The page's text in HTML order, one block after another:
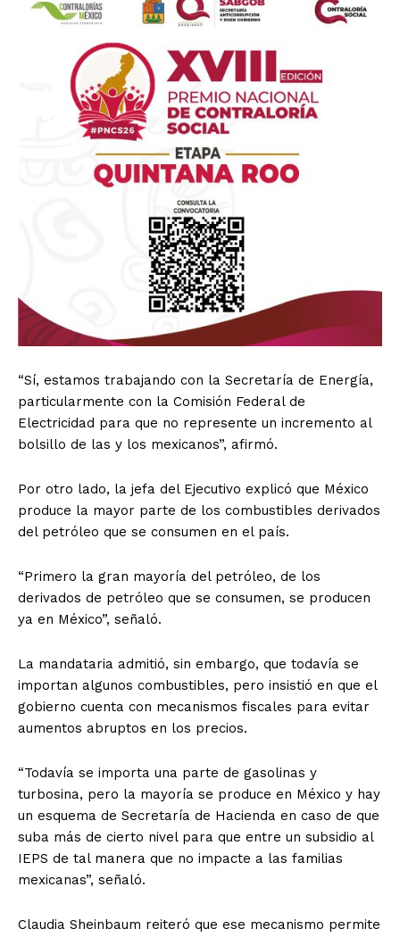
“Sí, estamos trabajando con la Secretaría de Energía,
particularmente con la Comisión Federal de
Electricidad para que no represente un incremento al
bolsillo de las y los mexicanos”, afirmó.
Por otro lado, la jefa del Ejecutivo explicó que México
produce la mayor parte de los combustibles derivados
del petróleo que se consumen en el país.
“Primero la gran mayoría del petróleo, de los
derivados de petróleo que se consumen, se producen
ya en México”, señaló.
La mandataria admitió, sin embargo, que todavía se
importan algunos combustibles, pero insistió en que el
gobierno cuenta con mecanismos fiscales para evitar
aumentos abruptos en los precios.
“Todavía se importa una parte de gasolinas y
turbosina, pero la mayoría se produce en México y hay
un esquema de Secretaría de Hacienda en caso de que
suba más de cierto nivel para que entre un subsidio al
IEPS de tal manera que no impacte a las familias
mexicanas”, señaló.
Claudia Sheinbaum reiteró que ese mecanismo permite